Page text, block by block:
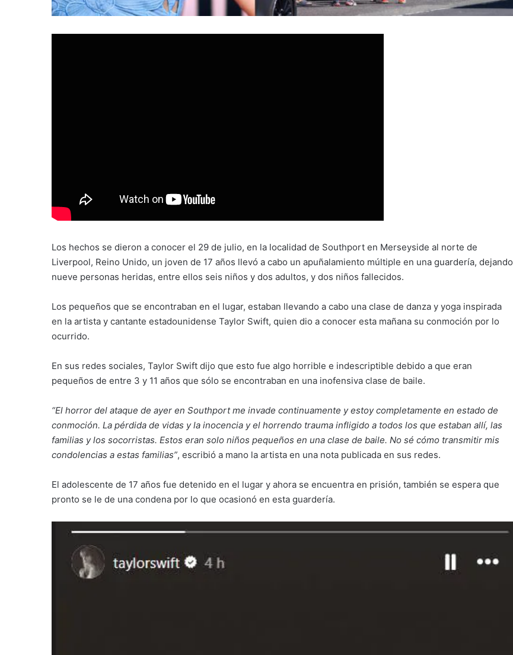
Los hechos se dieron a conocer el 29 de julio, en la localidad de Southport en Merseyside al norte de
Liverpool, Reino Unido, un joven de 17 años llevó a cabo un apuñalamiento múltiple en una guardería, dejando
nueve personas heridas, entre ellos seis niños y dos adultos, y dos niños fallecidos.
Los pequeños que se encontraban en el lugar, estaban llevando a cabo una clase de danza y yoga inspirada
en la artista y cantante estadounidense Taylor Swift, quien dio a conocer esta mañana su conmoción por lo
ocurrido.
En sus redes sociales, Taylor Swift dijo que esto fue algo horrible e indescriptible debido a que eran
pequeños de entre 3 y 11 años que sólo se encontraban en una inofensiva clase de baile.
“El horror del ataque de ayer en Southport me invade continuamente y estoy completamente en estado de
conmoción. La pérdida de vidas y la inocencia y el horrendo trauma infligido a todos los que estaban allí, las
familias y los socorristas. Estos eran solo niños pequeños en una clase de baile. No sé cómo transmitir mis
condolencias a estas familias”, escribió a mano la artista en una nota publicada en sus redes.
El adolescente de 17 años fue detenido en el lugar y ahora se encuentra en prisión, también se espera que
pronto se le de una condena por lo que ocasionó en esta guardería.